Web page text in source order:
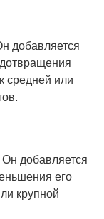
добавляется
средней или
добавляется
его
крупной